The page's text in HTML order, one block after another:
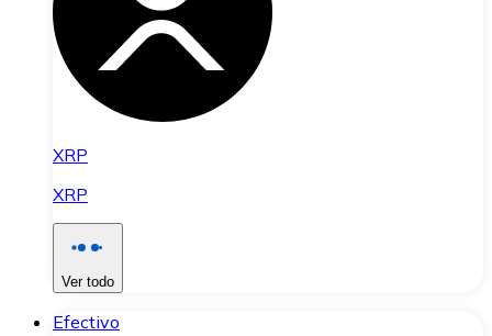
XRP
XRP
Ver todo
Efectivo